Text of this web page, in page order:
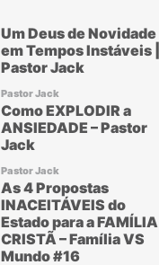
Um Deus de Novidade
em Tempos Instáveis |
Pastor Jack
Pastor Jack
Como EXPLODIR a
ANSIEDADE – Pastor
Jack
Pastor Jack
As 4 Propostas
INACEITÁVEIS do
Estado para a FAMÍLIA
CRISTÃ – Família VS
Mundo #16